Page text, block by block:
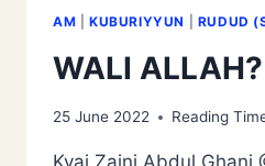
AM KUBURIYYUN RUDUD
WALI ALLAH?
25 June 2022 Reading